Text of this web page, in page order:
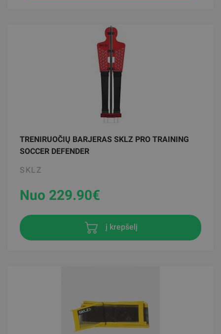
TRENIRUOČIŲ BARJERAS SKLZ PRO TRAINING
SOCCER DEFENDER
SKLZ
Nuo 229.90€
į krepšelį